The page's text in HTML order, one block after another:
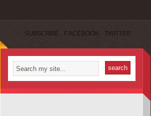
SUBSCRIBE FACEBOOK TWITTER